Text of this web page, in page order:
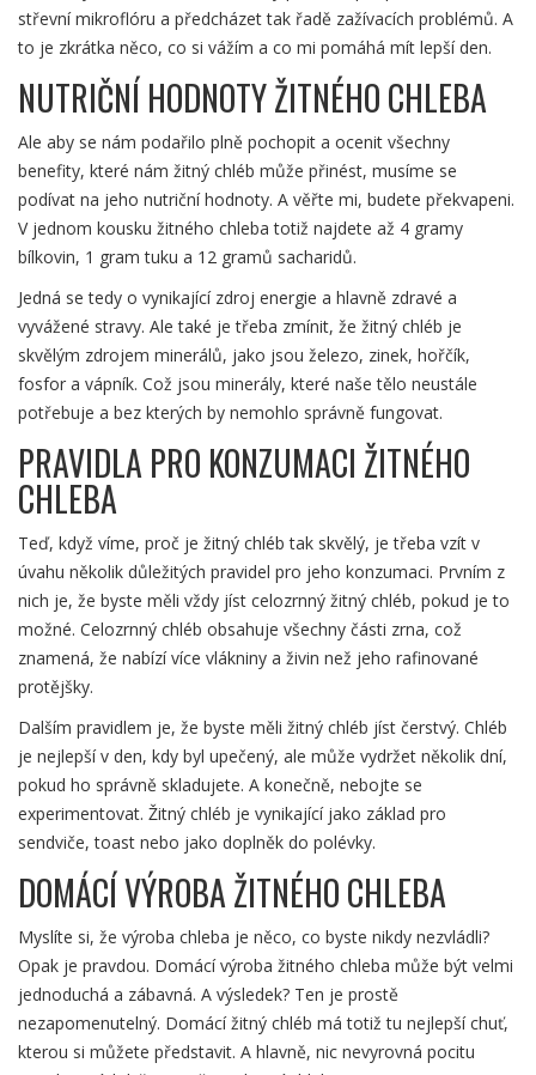
střevní mikroflóru a předcházet tak řadě zažívacích problémů. A
to je zkrátka něco, co si vážím a co mi pomáhá mít lepší den.
NUTRIČNÍ HODNOTY ŽITNÉHO CHLEBA
Ale aby se nám podařilo plně pochopit a ocenit všechny
benefity, které nám žitný chléb může přinést, musíme se
podívat na jeho nutriční hodnoty. A věřte mi, budete překvapeni.
V jednom kousku žitného chleba totiž najdete až 4 gramy
bílkovin, 1 gram tuku a 12 gramů sacharidů.
Jedná se tedy o vynikající zdroj energie a hlavně zdravé a
vyvážené stravy. Ale také je třeba zmínit, že žitný chléb je
skvělým zdrojem minerálů, jako jsou železo, zinek, hořčík,
fosfor a vápník. Což jsou minerály, které naše tělo neustále
potřebuje a bez kterých by nemohlo správně fungovat.
PRAVIDLA PRO KONZUMACI ŽITNÉHO
CHLEBA
Teď, když víme, proč je žitný chléb tak skvělý, je třeba vzít v
úvahu několik důležitých pravidel pro jeho konzumaci. Prvním z
nich je, že byste měli vždy jíst celozrnný žitný chléb, pokud je to
možné. Celozrnný chléb obsahuje všechny části zrna, což
znamená, že nabízí více vlákniny a živin než jeho rafinované
protějšky.
Dalším pravidlem je, že byste měli žitný chléb jíst čerstvý. Chléb
je nejlepší v den, kdy byl upečený, ale může vydržet několik dní,
pokud ho správně skladujete. A konečně, nebojte se
experimentovat. Žitný chléb je vynikající jako základ pro
sendviče, toast nebo jako doplněk do polévky.
DOMÁCÍ VÝROBA ŽITNÉHO CHLEBA
Myslíte si, že výroba chleba je něco, co byste nikdy nezvládli?
Opak je pravdou. Domácí výroba žitného chleba může být velmi
jednoduchá a zábavná. A výsledek? Ten je prostě
nezapomenutelný. Domácí žitný chléb má totiž tu nejlepší chuť,
kterou si můžete představit. A hlavně, nic nevyrovná pocitu